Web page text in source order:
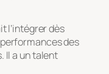
l’intégrer dès
des
Il a un talent